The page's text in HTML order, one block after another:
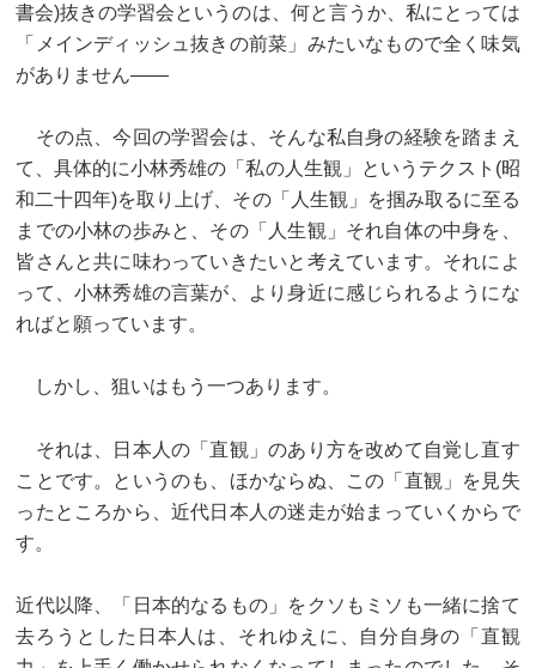
書会)抜きの学習会というのは、何と言うか、私にとっては
「メインディッシュ抜きの前菜」みたいなもので全く味気
がありません——
その点、今回の学習会は、そんな私自身の経験を踏まえ
て、具体的に小林秀雄の「私の人生観」というテクスト(昭
和二十四年)を取り上げ、その「人生観」を掴み取るに至る
までの小林の歩みと、その「人生観」それ自体の中身を、
皆さんと共に味わっていきたいと考えています。それによ
って、小林秀雄の言葉が、より身近に感じられるようにな
ればと願っています。
しかし、狙いはもう一つあります。
それは、日本人の「直観」のあり方を改めて自覚し直す
ことです。というのも、ほかならぬ、この「直観」を見失
ったところから、近代日本人の迷走が始まっていくからで
す。
近代以降、「日本的なるもの」をクソもミソも一緒に捨て
去ろうとした日本人は、それゆえに、自分自身の「直観